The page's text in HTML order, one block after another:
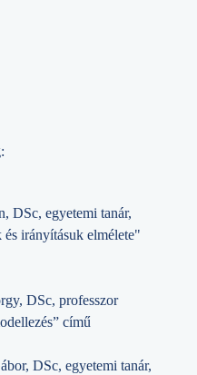
egyetemi tanár,
irányításuk elmélete"
DSc, professzor
című
DSc, egyetemi tanár,